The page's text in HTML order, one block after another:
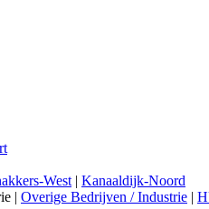
West| Kanaaldijk-Noord
| Overige Bedrijven / Industrie